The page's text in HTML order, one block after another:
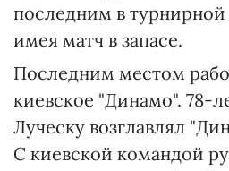
последним в турнирной
имея матч в запасе.
Последним местом
киевское "Динамо". 78-
Луческу возглавлял
С киевской командой